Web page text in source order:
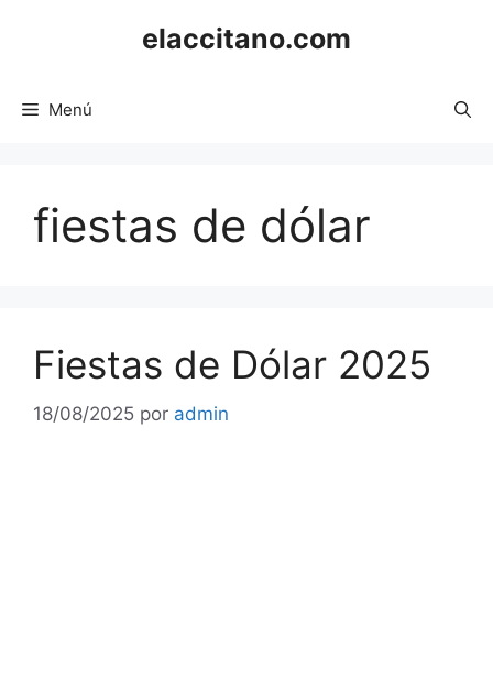
elaccitano.com
Menú
fiestas de dólar
Fiestas de Dólar 2025
18/08/2025 por admin